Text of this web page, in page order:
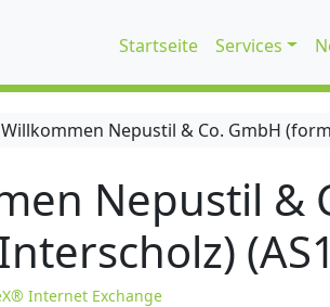
Startseite Services
Willkommen Nepustil & Co. GmbH
Nepustil &
Internet Exchange